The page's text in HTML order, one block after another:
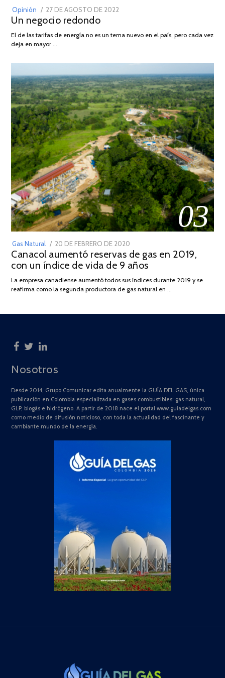
Opinión
POSTED
ON
27 DE AGOSTO DE 2022
DE
Un negocio redondo
El de las tarifas de energía no es un tema nuevo en el país, pero cada vez
deja en mayor …
03
Gas Natural
POSTED
ON
20 DE FEBRERO DE 2020
DE
JULIO
2025
Canacol aumentó reservas de gas en 2019,
con un índice de vida de 9 años
La empresa canadiense aumentó todos sus índices durante 2019 y se
reafirma como la segunda productora de gas natural en …
Nosotros
Desde 2014, Grupo Comunicar edita anualmente la GUÍA DEL GAS, única
publicación en Colombia especializada en gases combustibles: gas natural,
GLP, biogás e hidrógeno. A partir de 2018 nace el portal www.guiadelgas.com
como medio de difusión noticioso, con toda la actualidad del fascinante y
cambiante mundo de la energía.